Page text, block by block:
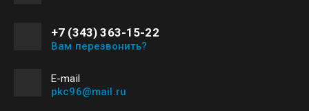
+7 (343) 363-15-22
Вам перезвонить?
Е-mail
pkc96@mail.ru